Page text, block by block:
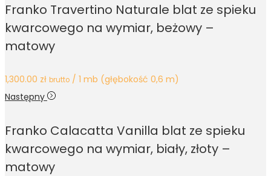
Franko Travertino Naturale blat ze spieku
kwarcowego na wymiar, beżowy –
matowy
1,300.00 zł brutto / 1 mb (głębokość 0,6 m)
Następny
Franko Calacatta Vanilla blat ze spieku
kwarcowego na wymiar, biały, złoty –
matowy